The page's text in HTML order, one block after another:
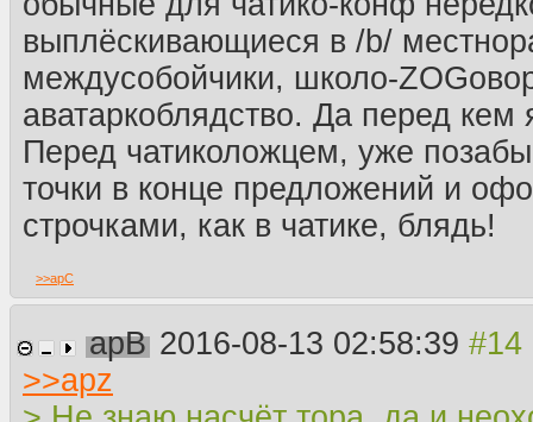
выплёскивающиеся в /b/
междусобойчики, школо-
аватаркоблядство. Да перед кем
Перед чатиколожцем, уже
точки в конце предложений и
строчками, как в чатике, блядь!
>>apC
apB 2016-08-13 02:58:39
>>apz